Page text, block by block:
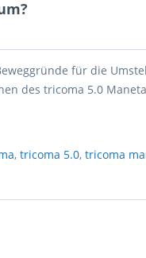
für die
des tricoma 5.0
,tricoma 5.0,tricoma